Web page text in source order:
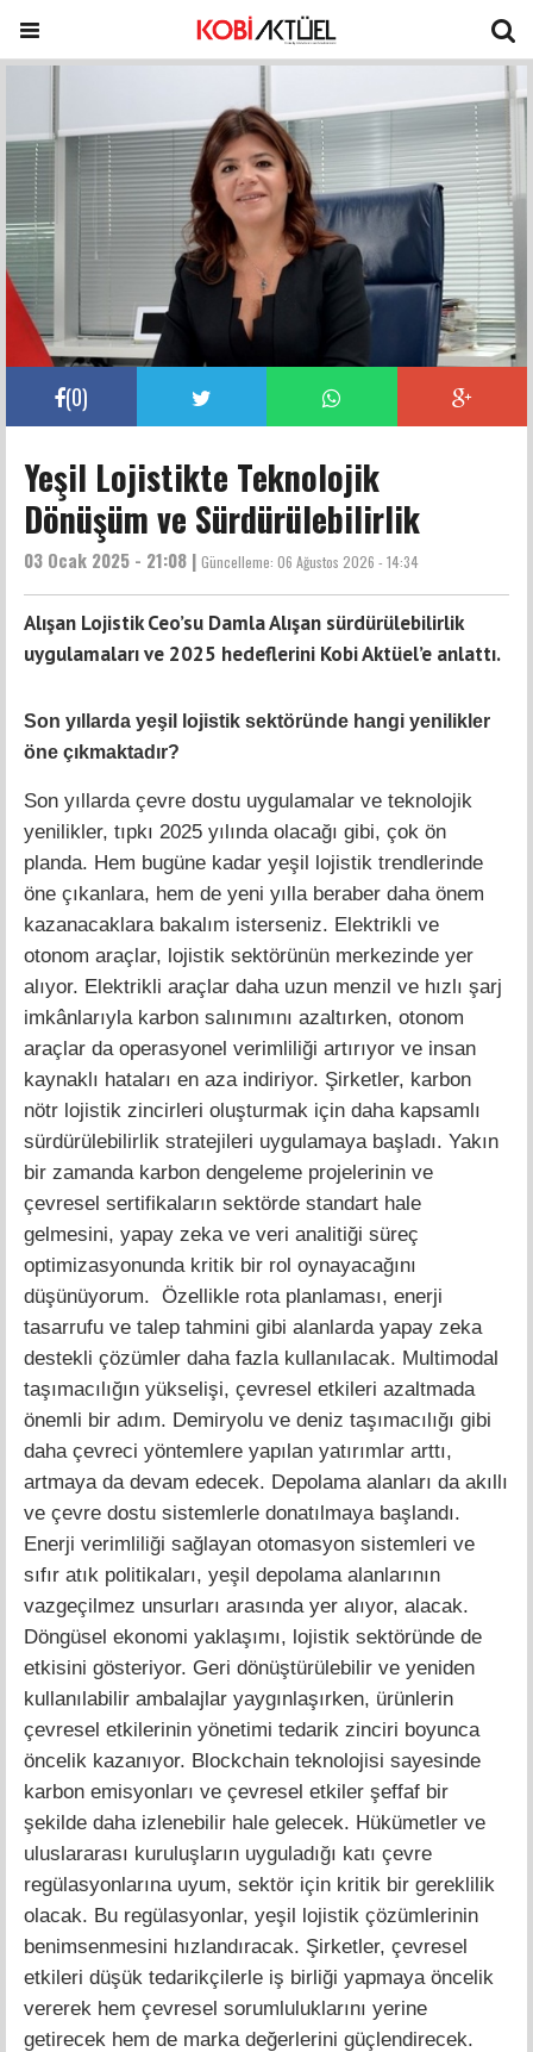
(0)
Yeşil Lojistikte Teknolojik
Dönüşüm ve Sürdürülebilirlik
03 Ocak 2025 - 21:08 | Güncelleme: 06 Ağustos 2026 - 14:34
Alışan Lojistik Ceo’su Damla Alışan sürdürülebilirlik
uygulamaları ve 2025 hedeflerini Kobi Aktüel’e anlattı.
Son yıllarda yeşil lojistik sektöründe hangi yenilikler
öne çıkmaktadır?
Son yıllarda çevre dostu uygulamalar ve teknolojik
yenilikler, tıpkı 2025 yılında olacağı gibi, çok ön
planda. Hem bugüne kadar yeşil lojistik trendlerinde
öne çıkanlara, hem de yeni yılla beraber daha önem
kazanacaklara bakalım isterseniz. Elektrikli ve
otonom araçlar, lojistik sektörünün merkezinde yer
alıyor. Elektrikli araçlar daha uzun menzil ve hızlı şarj
imkânlarıyla karbon salınımını azaltırken, otonom
araçlar da operasyonel verimliliği artırıyor ve insan
kaynaklı hataları en aza indiriyor. Şirketler, karbon
nötr lojistik zincirleri oluşturmak için daha kapsamlı
sürdürülebilirlik stratejileri uygulamaya başladı. Yakın
bir zamanda karbon dengeleme projelerinin ve
çevresel sertifikaların sektörde standart hale
gelmesini, yapay zeka ve veri analitiği süreç
optimizasyonunda kritik bir rol oynayacağını
düşünüyorum. Özellikle rota planlaması, enerji
tasarrufu ve talep tahmini gibi alanlarda yapay zeka
destekli çözümler daha fazla kullanılacak. Multimodal
taşımacılığın yükselişi, çevresel etkileri azaltmada
önemli bir adım. Demiryolu ve deniz taşımacılığı gibi
daha çevreci yöntemlere yapılan yatırımlar arttı,
artmaya da devam edecek. Depolama alanları da akıllı
ve çevre dostu sistemlerle donatılmaya başlandı.
Enerji verimliliği sağlayan otomasyon sistemleri ve
sıfır atık politikaları, yeşil depolama alanlarının
vazgeçilmez unsurları arasında yer alıyor, alacak.
Döngüsel ekonomi yaklaşımı, lojistik sektöründe de
etkisini gösteriyor. Geri dönüştürülebilir ve yeniden
kullanılabilir ambalajlar yaygınlaşırken, ürünlerin
çevresel etkilerinin yönetimi tedarik zinciri boyunca
öncelik kazanıyor. Blockchain teknolojisi sayesinde
karbon emisyonları ve çevresel etkiler şeffaf bir
şekilde daha izlenebilir hale gelecek. Hükümetler ve
uluslararası kuruluşların uyguladığı katı çevre
regülasyonlarına uyum, sektör için kritik bir gereklilik
olacak. Bu regülasyonlar, yeşil lojistik çözümlerinin
benimsenmesini hızlandıracak. Şirketler, çevresel
etkileri düşük tedarikçilerle iş birliği yapmaya öncelik
vererek hem çevresel sorumluluklarını yerine
getirecek hem de marka değerlerini güçlendirecek.